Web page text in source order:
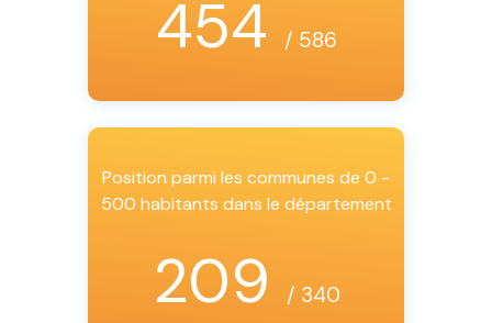
454 / 586
Position parmi les communes de 0 -
500 habitants dans le département
209 / 340